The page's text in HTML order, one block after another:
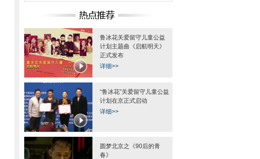
鲁冰花关爱留守儿童公益
计划主题曲《启航明天》
正式发布
详细>>
“鲁冰花”关爱留守儿童公益
计划在京正式启动
详细>>
圆梦北京之《90后的青
春》